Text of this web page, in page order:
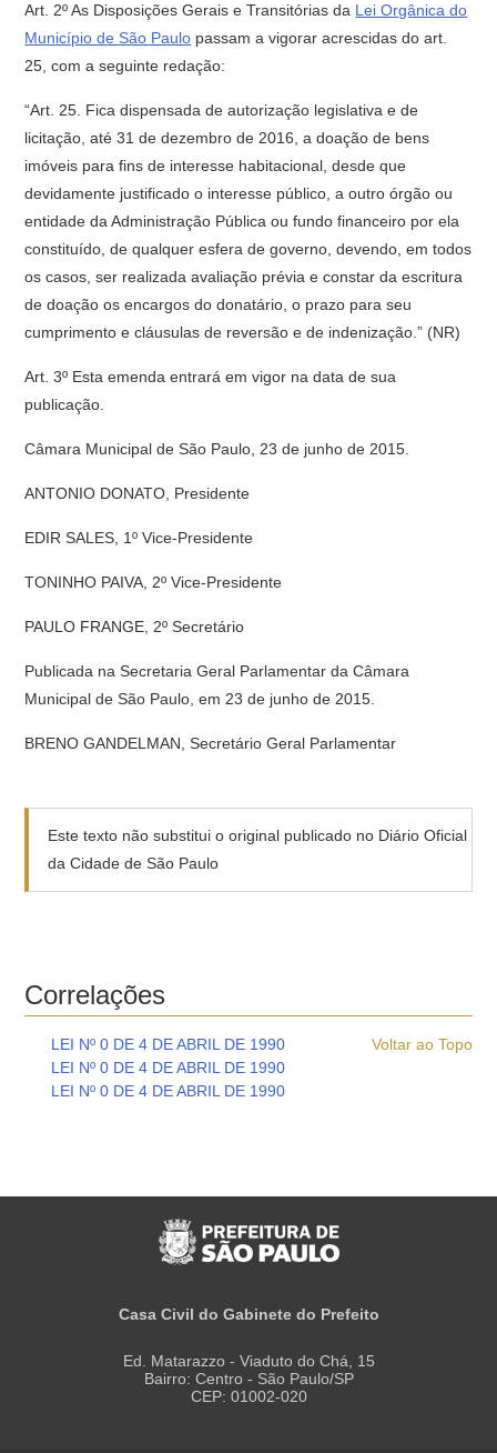
Art. 2º As Disposições Gerais e Transitórias da Lei Orgânica do
Município de São Paulo passam a vigorar acrescidas do art.
25, com a seguinte redação:
“Art. 25. Fica dispensada de autorização legislativa e de
licitação, até 31 de dezembro de 2016, a doação de bens
imóveis para fins de interesse habitacional, desde que
devidamente justificado o interesse público, a outro órgão ou
entidade da Administração Pública ou fundo financeiro por ela
constituído, de qualquer esfera de governo, devendo, em todos
os casos, ser realizada avaliação prévia e constar da escritura
de doação os encargos do donatário, o prazo para seu
cumprimento e cláusulas de reversão e de indenização.” (NR)
Art. 3º Esta emenda entrará em vigor na data de sua
publicação.
Câmara Municipal de São Paulo, 23 de junho de 2015.
ANTONIO DONATO, Presidente
EDIR SALES, 1º Vice-Presidente
TONINHO PAIVA, 2º Vice-Presidente
PAULO FRANGE, 2º Secretário
Publicada na Secretaria Geral Parlamentar da Câmara
Municipal de São Paulo, em 23 de junho de 2015.
BRENO GANDELMAN, Secretário Geral Parlamentar
Este texto não substitui o original publicado no Diário Oficial
da Cidade de São Paulo
Correlações
Voltar ao Topo
LEI Nº 0 DE 4 DE ABRIL DE 1990
LEI Nº 0 DE 4 DE ABRIL DE 1990
LEI Nº 0 DE 4 DE ABRIL DE 1990
Casa Civil do Gabinete do Prefeito
Ed. Matarazzo - Viaduto do Chá, 15
Bairro: Centro - São Paulo/SP
CEP: 01002-020